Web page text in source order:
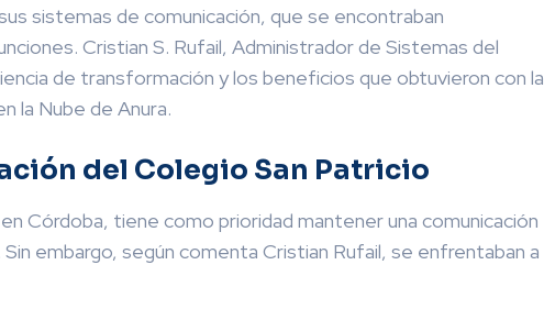
sistemas de comunicación, que se encontraban
Cristian S. Rufail, Administrador de Sistemas del
de transformación y los beneficios que obtuvieron con la
la Nube de Anura.
del Colegio San Patricio
Córdoba, tiene como prioridad mantener una comunicación
embargo, según comenta Cristian Rufail, se enfrentaban a